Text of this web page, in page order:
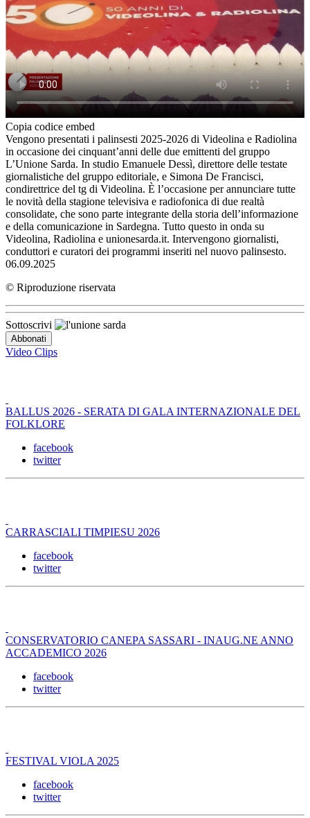
Copia codice embed
Vengono presentati i palinsesti 2025-2026 di Videolina e Radiolina
in occasione dei cinquant’anni delle due emittenti del gruppo
L’Unione Sarda. In studio Emanuele Dessì, direttore delle testate
giornalistiche del gruppo editoriale, e Simona De Francisci,
condirettrice del tg di Videolina. È l’occasione per annunciare tutte
le novità della stagione televisiva e radiofonica di due realtà
consolidate, che sono parte integrante della storia dell’informazione
e della comunicazione in Sardegna. Tutto questo in onda su
Videolina, Radiolina e unionesarda.it. Intervengono giornalisti,
conduttori e curatori dei programmi inseriti nel nuovo palinsesto.
06.09.2025
© Riproduzione riservata
Sottoscrivi
Video Clips
BALLUS 2026 - SERATA DI GALA INTERNAZIONALE DEL
FOLKLORE
facebook
twitter
CARRASCIALI TIMPIESU 2026
facebook
twitter
CONSERVATORIO CANEPA SASSARI - INAUG.NE ANNO
ACCADEMICO 2026
facebook
twitter
FESTIVAL VIOLA 2025
facebook
twitter